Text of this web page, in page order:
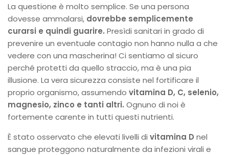
La questione è molto semplice. Se una persona
dovesse ammalarsi, dovrebbe semplicemente
curarsi e quindi guarire. Presìdi sanitari in grado di
prevenire un eventuale contagio non hanno nulla a che
vedere con una mascherina! Ci sentiamo al sicuro
perché protetti da quello straccio, ma è una pia
illusione. La vera sicurezza consiste nel fortificare il
proprio organismo, assumendo vitamina D, C, selenio,
magnesio, zinco e tanti altri. Ognuno di noi è
fortemente carente in tutti questi nutrienti.
È stato osservato che elevati livelli di vitamina D nel
sangue proteggono naturalmente da infezioni virali e